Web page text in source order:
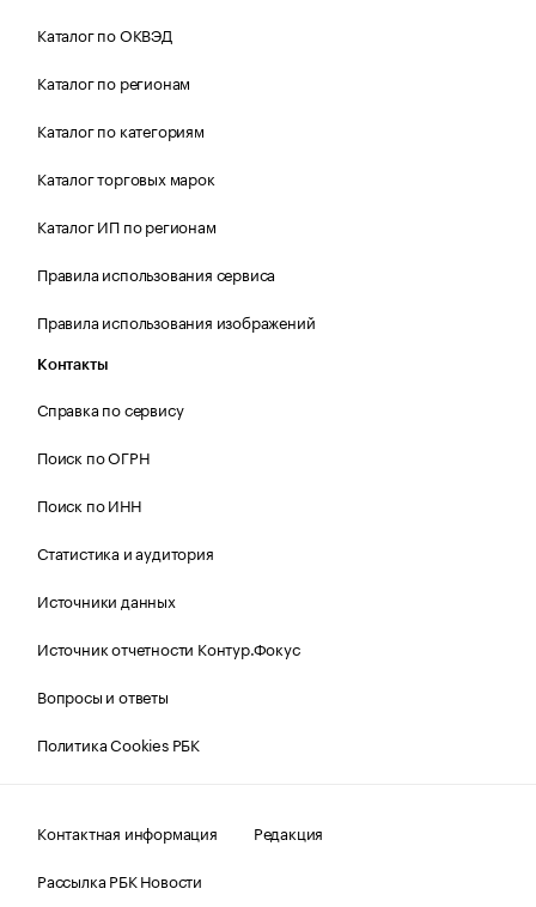
Каталог по ОКВЭД
Каталог по регионам
Каталог по категориям
Каталог торговых марок
Каталог ИП по регионам
Правила использования сервиса
Правила использования изображений
Контакты
Справка по сервису
Поиск по ОГРН
Поиск по ИНН
Статистика и аудитория
Источники данных
Источник отчетности Контур.Фокус
Вопросы и ответы
Политика Cookies РБК
Контактная информация
Редакция
Рассылка РБК Новости